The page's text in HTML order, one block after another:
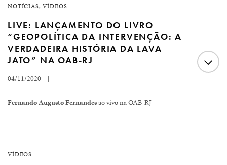
NOTÍCIAS,VÍDEOS
LIVE: LANÇAMENTO DO LIVRO
“GEOPOLÍTICA DA INTERVENÇÃO: A
VERDADEIRA HISTÓRIA DA LAVA
JATO” NA OAB-RJ
04/11/2020 |
Fernando Augusto Fernandesao vivo na OAB-RJ
democracia poderá nos levar a ser um país melhor”,
VÍDEOS